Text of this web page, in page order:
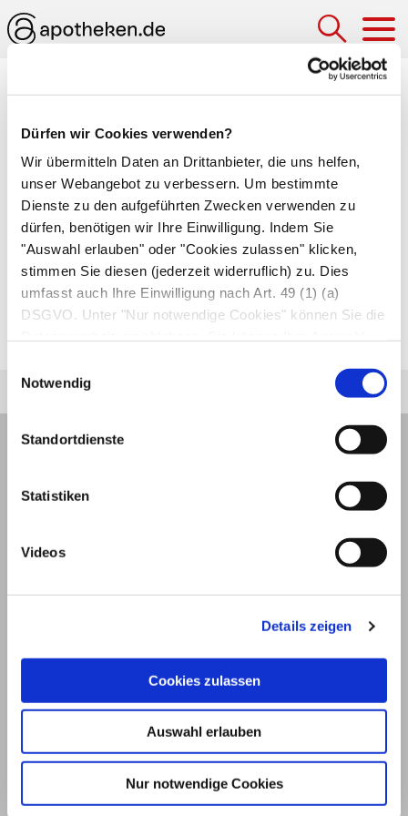
Dürfen wir Cookies verwenden?
Wir übermitteln Daten an Drittanbieter, die uns helfen,
unser Webangebot zu verbessern. Um bestimmte
Dienste zu den aufgeführten Zwecken verwenden zu
dürfen, benötigen wir Ihre Einwilligung. Indem Sie
"Auswahl erlauben" oder "Cookies zulassen" klicken,
stimmen Sie diesen (jederzeit widerruflich) zu. Dies
umfasst auch Ihre Einwilligung nach Art. 49 (1) (a)
DSGVO. Unter "Nur notwendige Cookies" können Sie die
Notwendig
Standortdienste
Statistiken
Videos
Details zeigen
Cookies zulassen
Auswahl erlauben
Nur notwendige Cookies
Medizinlexikon
Hydrops
Wassersucht; im eigentlichen Sinne eine
krankhafte Flüssigkeitsansammlung in einer
Körperhöhle wegen einer Stoffwechselstörung
oder einer örtlichen Störung der
Flüssigkeitsverteilung. Wird im weiteren Sinne
auch für Flüssigkeitsansammlungen im Gewebe
© 2026
Datenschutz Privatsphäre
Qualitätsrichtlinien Barrierefreiheit